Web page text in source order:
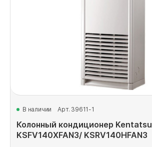
В наличии Арт. 39611-1
Колонный кондиционер Kentatsu
KSFV140XFAN3/ KSRV140HFAN3